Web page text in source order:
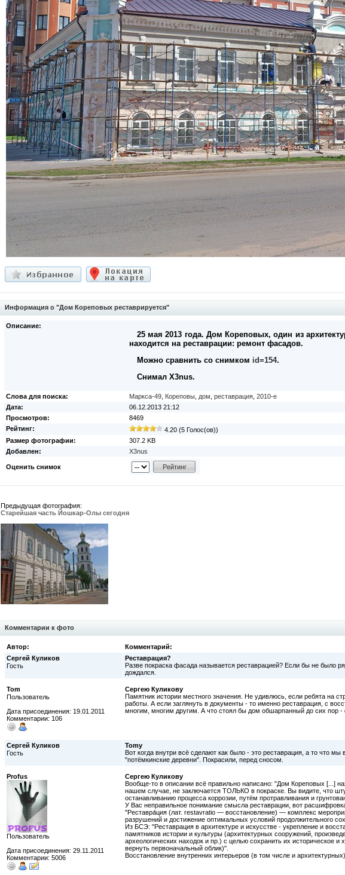
Информация о "Дом Кореповых реставрируется"
Описание:
25 мая 2013 года. Дом Кореповых, один из
находится на реставрации: ремонт фасадов.
Можно сравнить со снимком id=154.
Снимал X3nus.
Слова для поиска: Маркса-49 Кореповы дом реставрация 2010-е
Дата:
06.12.2013 21:12
Просмотров:
8469
Рейтинг:
4.20 (5 Голос(ов))
Размер фотографии:
307.2 KB
Добавлен:
X3nus
Оценить снимок
Предыдущая фотография:
Старейшая часть Йошкар-Олы сегодня
Комментарии к фото
Автор:
Комментарий:
Сергей Куликов
Гость
Реставрация?
Разве покраска фасада называется реставрацией? Если бы не было
дождался.
Tom
Пользователь
Дата присоединения: 19.01.2011
Комментарии: 106
Сергею Куликову
Памятник истории местного значения. Не удивлюсь, если ребята на
работы. А если заглянуть в документы - то именно реставрация, с
многим, многим другим. А что стоял бы дом обшарпанный до сих пор -
Сергей Куликов
Гость
Tomy
Вот когда внутри всё сделают как было - это реставрация, а то что
"потёмкинские деревни". Покрасили, перед сносом.
Profus
Пользователь
Дата присоединения: 29.11.2011
Комментарии: 5006
Сергею Куликову
Вообще-то в описании всё правильно написано: "Дом Кореповых [...]
нашем случае, не заключается ТОЛЬКО в покраске. Вы видите, что
останавливанию процесса коррозии, путём протравливания и
У Вас неправильное понимание смысла реставрации, вот
"Реставра́ция (лат. restavratio — восстановление) — комплекс
разрушений и достижение оптимальных условий продолжительного
Из БСЭ: "Реставрация в архитектуре и искусстве - укрепление и
памятников истории и культуры (архитектурных сооружений,
археологических находок и пр.) с целью сохранить их историческое
вернуть первоначальный облик)".
Восстановление внутренних интерьеров (в том числе и